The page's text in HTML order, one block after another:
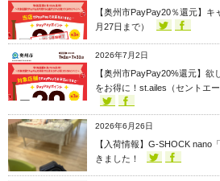
【奥州市PayPay20％還元】
月27日まで）
2026年7月2日
【奥州市PayPay20%還元】
をお得に！st.ailes（セントエ
2026年6月26日
【入荷情報】G-SHOCK nano
きました！